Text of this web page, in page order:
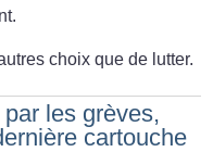
choix que de lutter.
les grèves,
cartouche